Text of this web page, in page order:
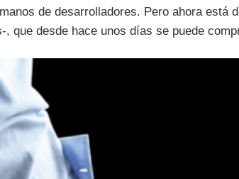
de desarrolladores. Pero ahora está
, que desde hace unos días se puede